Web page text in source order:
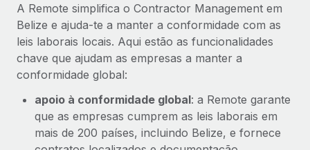
A Remote simplifica o Contractor Management em
Belize e ajuda-te a manter a conformidade com as
leis laborais locais. Aqui estão as funcionalidades
chave que ajudam as empresas a manter a
conformidade global:
apoio à conformidade global: a Remote garante
que as empresas cumprem as leis laborais em
mais de 200 países, incluindo Belize, e fornece